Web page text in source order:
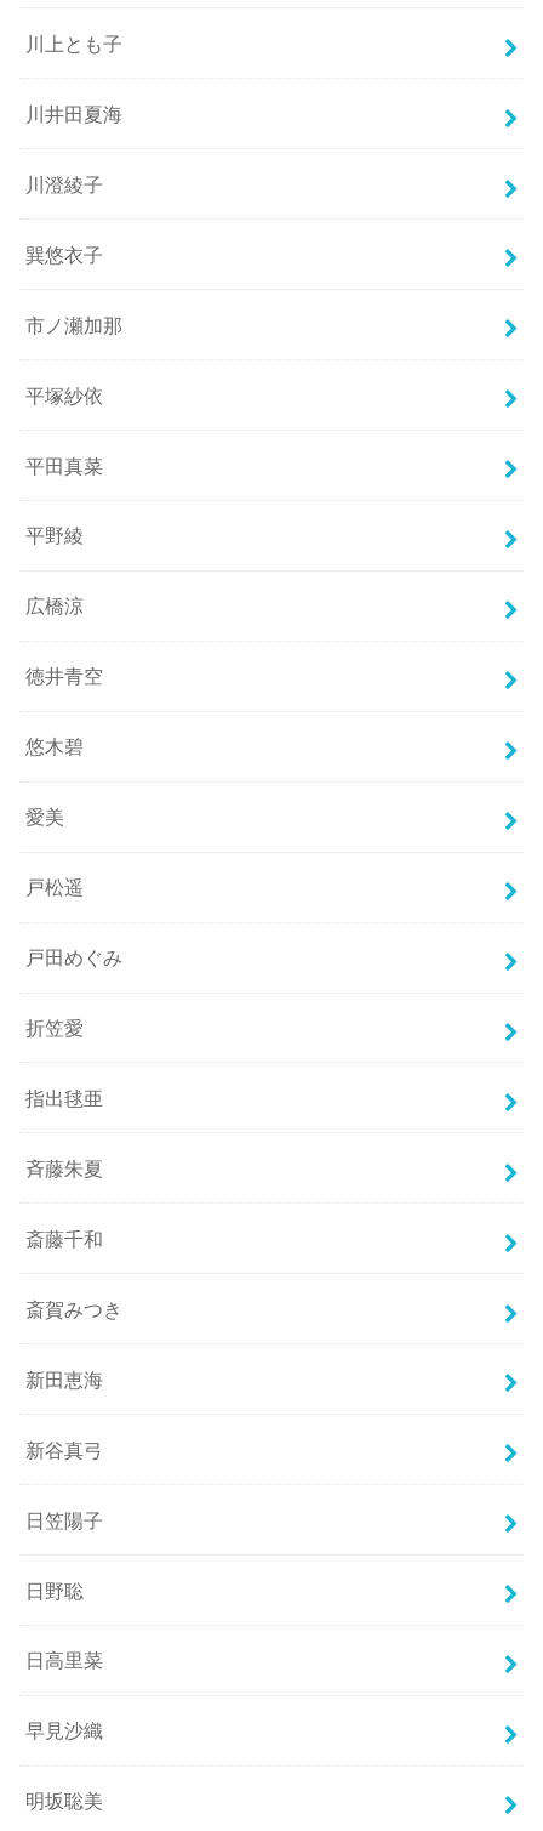
川上とも子
川井田夏海
川澄綾子
巽悠衣子
市ノ瀬加那
平塚紗依
平田真菜
平野綾
広橋涼
徳井青空
悠木碧
愛美
戸松遥
戸田めぐみ
折笠愛
指出毬亜
斉藤朱夏
斎藤千和
斎賀みつき
新田恵海
新谷真弓
日笠陽子
日野聡
日高里菜
早見沙織
明坂聡美